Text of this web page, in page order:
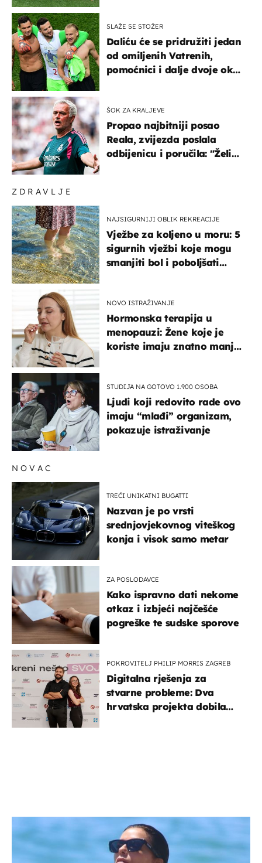
ZDRAVLJE
NAJSIGURNIJI OBLIK REKREACIJE
Vježbe za koljeno u moru: 5
sigurnih vježbi koje mogu
smanjiti bol i poboljšati
NOVO ISTRAŽIVANJE
Hormonska terapija u
menopauzi: Žene koje je
koriste imaju znatno manji
STUDIJA NA GOTOVO 1.900 OSOBA
Ljudi koji redovito rade ovo
imaju “mlađi” organizam,
pokazuje istraživanje
SLAŽE SE STOŽER
Daliću će se pridružiti jedan
od omiljenih Vatrenih,
pomoćnici i dalje dvoje oko
ŠOK ZA KRALJEVE
Propao najbitniji posao
Reala, zvijezda poslala
odbijenicu i poručila: "Želim
NOVAC
TREĆI UNIKATNI BUGATTI
Nazvan je po vrsti
srednjovjekovnog viteškog
konja i visok samo metar
ZA POSLODAVCE
Kako ispravno dati nekome
otkaz i izbjeći najčešće
pogreške te sudske sporove
POKROVITELJ PHILIP MORRIS ZAGREB
Digitalna rješenja za
stvarne probleme: Dva
hrvatska projekta dobila